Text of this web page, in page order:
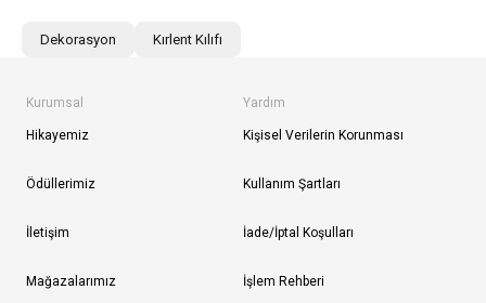
Dekorasyon Kırlent Kılıfı
Kurumsal
Hikayemiz
Ödüllerimiz
İletişim
Mağazalarımız
Yardım
Kişisel Verilerin Korunması
Kullanım Şartları
İade/İptal Koşulları
İşlem Rehberi